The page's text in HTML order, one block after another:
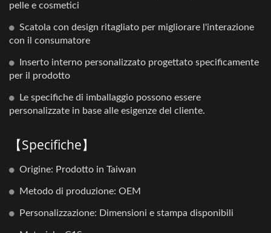
pelle e cosmetici
Scatola con design ritagliato per migliorare l'interazione
con il consumatore
Inserto interno personalizzato progettato specificamente
per il prodotto
Le specifiche di imballaggio possono essere
personalizzate in base alle esigenze del cliente.
【Specifiche】
Origine: Prodotto in Taiwan
Metodo di produzione: OEM
Personalizzazione: Dimensioni e stampa disponibili